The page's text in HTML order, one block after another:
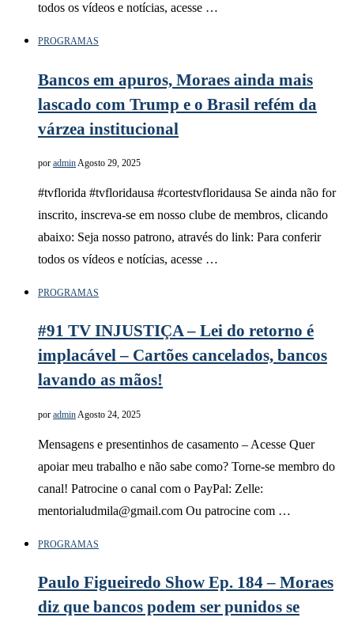
todos os vídeos e notícias, acesse …
PROGRAMAS
Bancos em apuros, Moraes ainda mais
lascado com Trump e o Brasil refém da
várzea institucional
por adminAgosto 29, 2025
#tvflorida #tvfloridausa #cortestvfloridausa Se ainda não for
inscrito, inscreva-se em nosso clube de membros, clicando
abaixo: Seja nosso patrono, através do link: Para conferir
todos os vídeos e notícias, acesse …
PROGRAMAS
#91 TV INJUSTIÇA – Lei do retorno é
implacável – Cartões cancelados, bancos
lavando as mãos!
por admin Agosto 24, 2025
Mensagens e presentinhos de casamento – Acesse Quer
apoiar meu trabalho e não sabe como? Torne-se membro do
canal! Patrocine o canal com o PayPal: Zelle:
mentorialudmila@gmail.com Ou patrocine com …
PROGRAMAS
Paulo Figueiredo Show Ep. 184 – Moraes
diz que bancos podem ser punidos se